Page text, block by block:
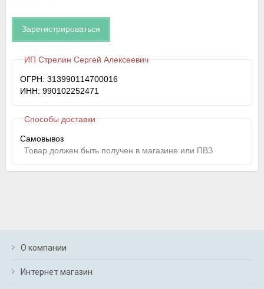
Зарегистрироваться
ИП Стрелин Сергей Алексеевич
ОГРН: 313990114700016
ИНН: 990102252471
Способы доставки
Самовывоз
Товар должен быть получен в магазине или ПВЗ
О компании
Интернет магазин